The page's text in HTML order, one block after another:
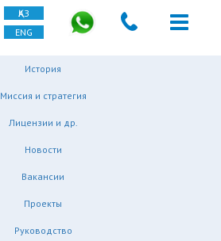
ҚАЗ
ENG
История
Миссия и стратегия
Лицензии и др.
Новости
Вакансии
Проекты
Руководство